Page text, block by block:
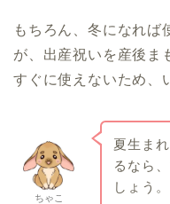
もちろん、冬になれば
が、出産祝いを産後ま
すぐに使えないため、
ちゃこ
夏生ま
るなら
しょう。